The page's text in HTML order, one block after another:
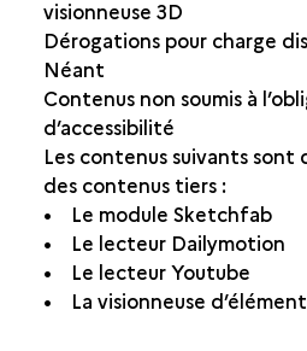
visionneuse 3D
Dérogations pour charge
Néant
Contenus non soumis à
d’accessibilité
Les contenus suivants
des contenus tiers :
• Le module Sketchfab
• Le lecteur Dailymotion
• Le lecteur Youtube
• La visionneuse